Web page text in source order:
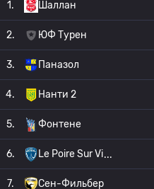
1. Шаллан
2. ЮФ Турен
3. Паназол
4. Нанти 2
5. Фонтене
6. Le Poire Sur Vi
7. Сен-Фильбер